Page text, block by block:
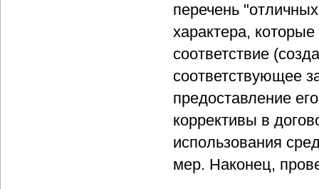
перечень
характера,
соответствие
соответствующее
предоставление
коррективы в
использования
мер. Наконец,